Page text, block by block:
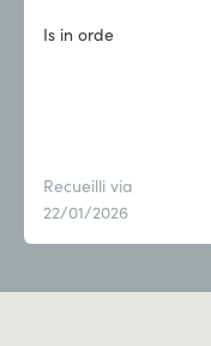
Is in orde
Recueilli via
22/01/2026